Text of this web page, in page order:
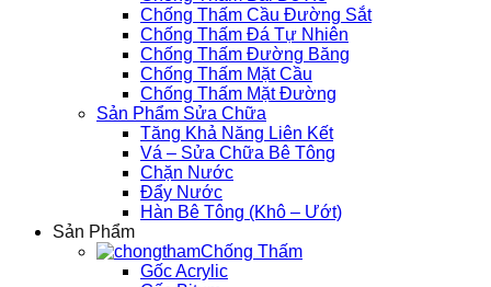
Chống Thấm Cầu Đường Sắt
Chống Thấm Đá Tự Nhiên
Chống Thấm Đường Băng
Chống Thấm Mặt Cầu
Chống Thấm Mặt Đường
Sản Phẩm Sửa Chữa
Tăng Khả Năng Liên Kết
Vá – Sửa Chữa Bê Tông
Chặn Nước
Đẩy Nước
Hàn Bê Tông (Khô – Ướt)
Sản Phẩm
Chống Thấm
Gốc Acrylic